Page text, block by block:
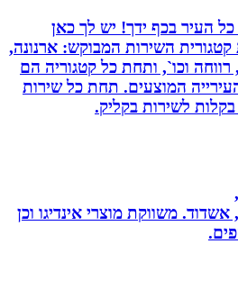
בכף ידך! יש לך כאן
השירות המבוקש: ארנונה,
וכו`, ותחת כל קטגוריה הם
המוצעים. תחת כל שירות
לשירות בקליק.
משווקת מוצרי אינדיגו וכן